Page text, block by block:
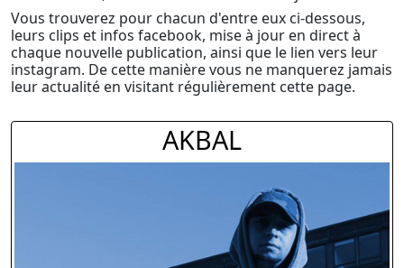
Vous trouverez pour chacun d'entre eux ci-dessous,
leurs clips et infos facebook, mise à jour en direct à
chaque nouvelle publication, ainsi que le lien vers leur
instagram. De cette manière vous ne manquerez jamais
leur actualité en visitant régulièrement cette page.
AKBAL